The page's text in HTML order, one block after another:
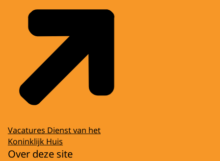
Vacatures Dienst van het
Koninklijk Huis
Over deze site